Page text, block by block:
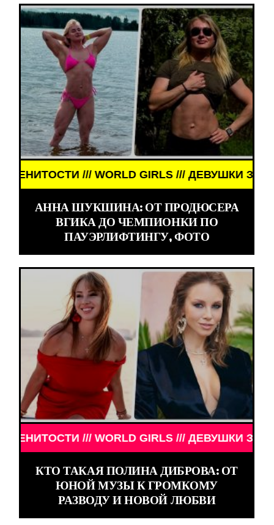
GIRLS /// ДЕВУШКИ ЗНАМЕНИТОСТИ ///
АННА ШУКШИНА: ОТ ПРОДЮСЕРА
ВГИКА ДО ЧЕМПИОНКИ ПО
ПАУЭРЛИФТИНГУ, ФОТО
GIRLS /// ДЕВУШКИ ЗНАМЕНИТОСТИ ///
КТО ТАКАЯ ПОЛИНА ДИБРОВА: ОТ
ЮНОЙ МУЗЫ К ГРОМКОМУ
РАЗВОДУ И НОВОЙ ЛЮБВИ